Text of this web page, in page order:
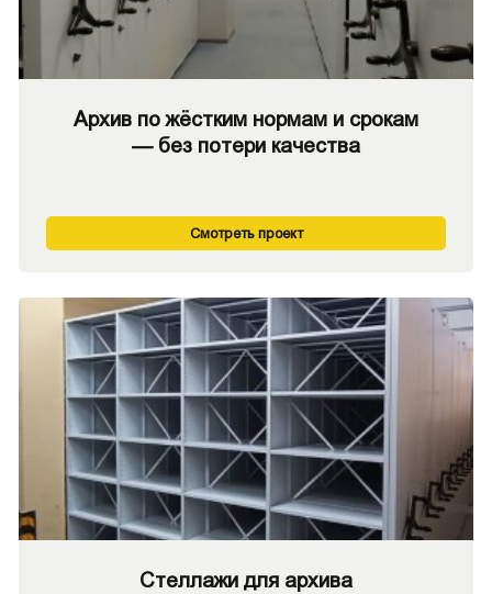
Архив по жёстким нормам и срокам
— без потери качества
Смотреть проект
Стеллажи для архива